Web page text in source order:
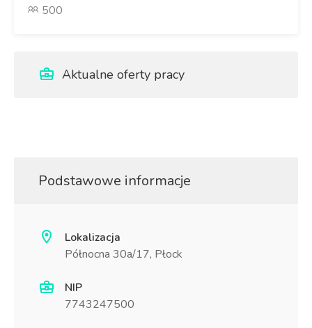
500
Aktualne oferty pracy
Podstawowe informacje
Lokalizacja
Północna 30a/17, Płock
NIP
7743247500